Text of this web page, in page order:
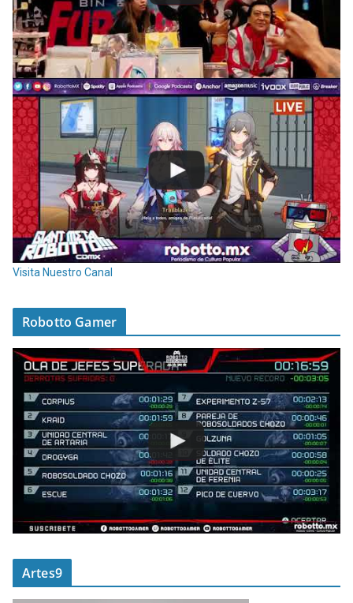
Visita Nuestro Canal
Robotto Gamer
Artes9